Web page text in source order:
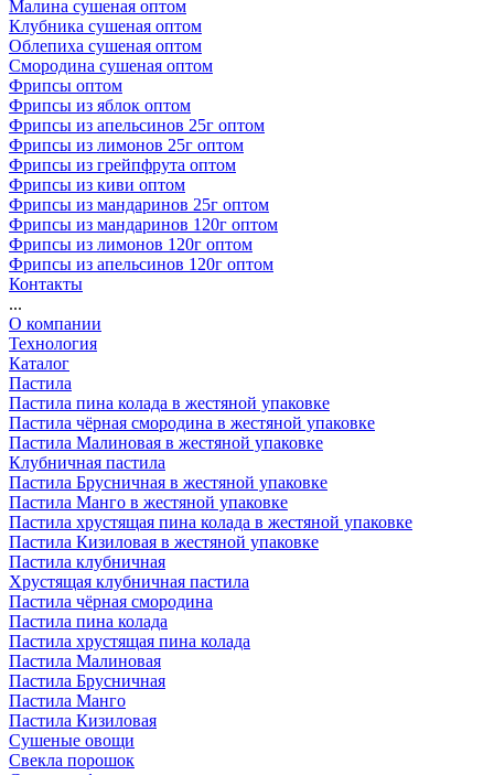
Малина сушеная оптом
Клубника сушеная оптом
Облепиха сушеная оптом
Смородина сушеная оптом
Фрипсы оптом
Фрипсы из яблок оптом
Фрипсы из апельсинов 25г оптом
Фрипсы из лимонов 25г оптом
Фрипсы из грейпфрута оптом
Фрипсы из киви оптом
Фрипсы из мандаринов 25г оптом
Фрипсы из мандаринов 120г оптом
Фрипсы из лимонов 120г оптом
Фрипсы из апельсинов 120г оптом
Контакты
...
О компании
Технология
Каталог
Пастила
Пастила пина колада в жестяной упаковке
Пастила чёрная смородина в жестяной упаковке
Пастила Малиновая в жестяной упаковке
Клубничная пастила
Пастила Брусничная в жестяной упаковке
Пастила Манго в жестяной упаковке
Пастила хрустящая пина колада в жестяной упаковке
Пастила Кизиловая в жестяной упаковке
Пастила клубничная
Хрустящая клубничная пастила
Пастила чёрная смородина
Пастила пина колада
Пастила хрустящая пина колада
Пастила Малиновая
Пастила Брусничная
Пастила Манго
Пастила Кизиловая
Сушеные овощи
Свекла порошок